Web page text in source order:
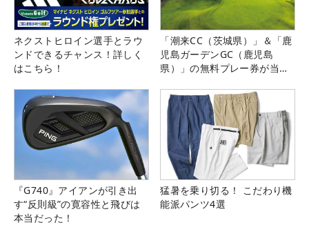
ネクストヒロイン選手とラウ
ンドできるチャンス！詳しく
はこちら！
「潮来CC（茨城県）」＆「鹿
児島ガーデンGC（鹿児島
県）」の無料プレー券が当た
『G740』アイアンが引き出
す“反則級”の寛容性と飛びは
本当だった！
猛暑を乗り切る！ こだわり機
能派パンツ4選